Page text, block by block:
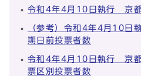
令和4年4月10日執行 京
（参考）令和4年4月10
期日前投票者数
令和4年4月10日執行 京都
票区別投票者数